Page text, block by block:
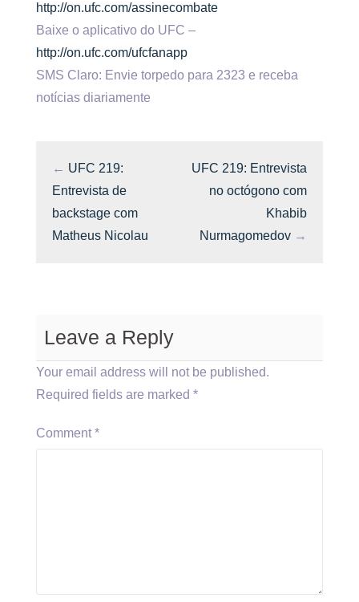
http://on.ufc.com/assinecombate
Baixe o aplicativo do UFC –
http://on.ufc.com/ufcfanapp
SMS Claro: Envie torpedo para 2323 e receba
notícias diariamente
← UFC 219:
Entrevista de
backstage com
Matheus Nicolau
UFC 219: Entrevista
no octógono com
Khabib
Nurmagomedov →
Leave a Reply
Your email address will not be published.
Required fields are marked *
Comment *